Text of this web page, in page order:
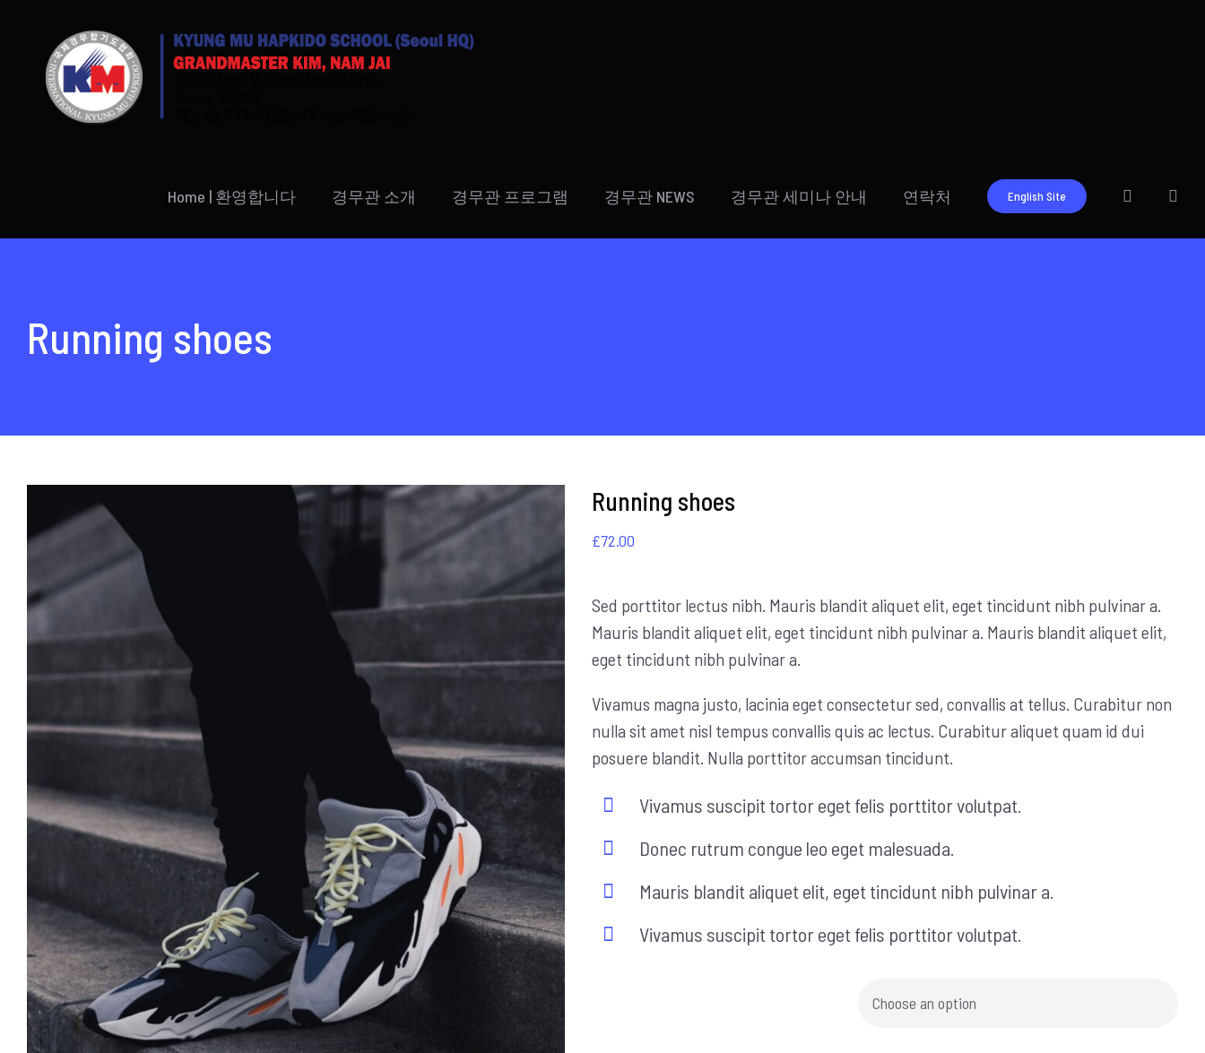
content
Home | 환영합니다 경무관 소개 경무관 프로그램 경무관 NEWS 경무관 세미나 안내 연락처 English Site
Running shoes
Running shoes
£72.00
Sed porttitor lectus nibh. Mauris blandit aliquet elit, eget tincidunt nibh pulvinar a.
Mauris blandit aliquet elit, eget tincidunt nibh pulvinar a. Mauris blandit aliquet elit,
eget tincidunt nibh pulvinar a.
Vivamus magna justo, lacinia eget consectetur sed, convallis at tellus. Curabitur non
nulla sit amet nisl tempus convallis quis ac lectus. Curabitur aliquet quam id dui
posuere blandit. Nulla porttitor accumsan tincidunt.
Vivamus suscipit tortor eget felis porttitor volutpat.
Donec rutrum congue leo eget malesuada.
Mauris blandit aliquet elit, eget tincidunt nibh pulvinar a.
Vivamus suscipit tortor eget felis porttitor volutpat.